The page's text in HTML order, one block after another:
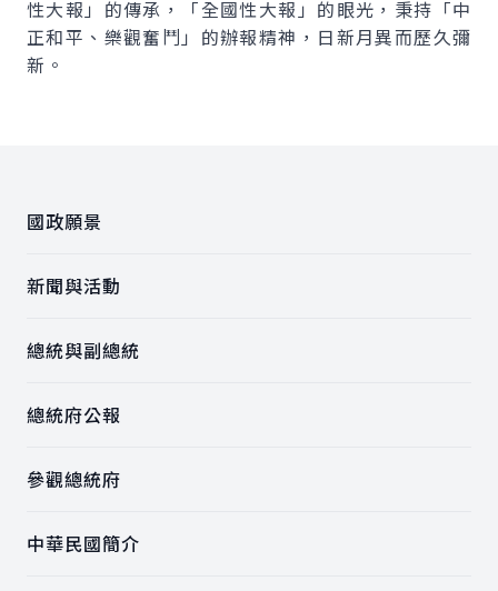
性大報」的傳承，「全國性大報」的眼光，秉持「中
正和平、樂觀奮鬥」的辦報精神，日新月異而歷久彌
新。
國政願景
新聞與活動
總統與副總統
總統府公報
參觀總統府
中華民國簡介